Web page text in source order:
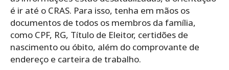
é ir até o CRAS. Para isso, tenha em mãos os
documentos de todos os membros da família,
como CPF, RG, Título de Eleitor, certidões de
nascimento ou óbito, além do comprovante de
endereço e carteira de trabalho.